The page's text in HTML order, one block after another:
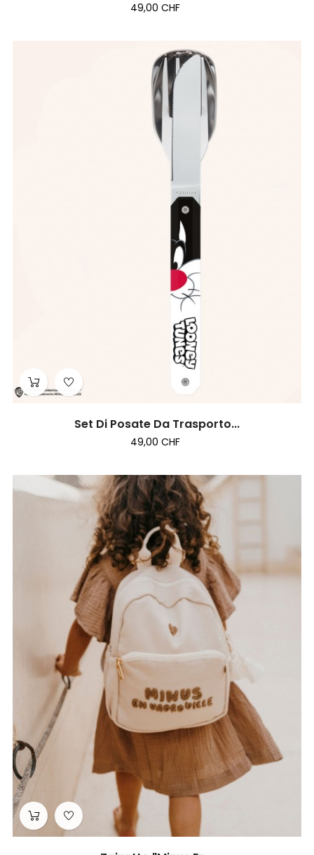
49,00 CHF
Set Di Posate Da Trasporto...
49,00 CHF